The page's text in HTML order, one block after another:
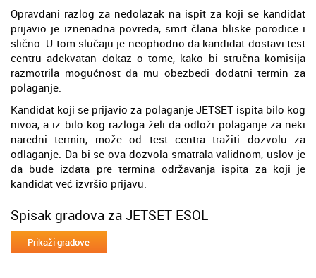
Opravdani razlog za nedolazak na ispit za koji se kandidat
prijavio je iznenadna povreda, smrt člana bliske porodice i
slično. U tom slučaju je neophodno da kandidat dostavi test
centru adekvatan dokaz o tome, kako bi stručna komisija
razmotrila mogućnost da mu obezbedi dodatni termin za
polaganje.
Kandidat koji se prijavio za polaganje JETSET ispita bilo kog
nivoa, a iz bilo kog razloga želi da odloži polaganje za neki
naredni termin, može od test centra tražiti dozvolu za
odlaganje. Da bi se ova dozvola smatrala validnom, uslov je
da bude izdata pre termina održavanja ispita za koji je
kandidat već izvršio prijavu.
Spisak gradova za JETSET ESOL